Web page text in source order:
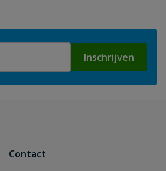
Inschrijven
Contact